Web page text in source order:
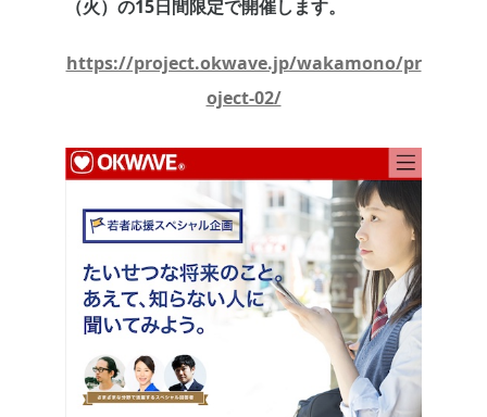
（火）の15日間限定で開催します。
https://project.okwave.jp/wakamono/pr
oject-02/